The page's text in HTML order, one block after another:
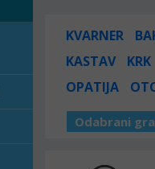
KVARNER
KASTAV
KRK
OPATIJA
Odabrani